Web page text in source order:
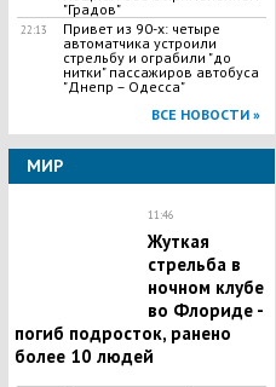
"Градов"
22:13
Привет из 90-х: четыре
автоматчика устроили
стрельбу и ограбили "до
нитки" пассажиров автобуса
"Днепр – Одесса"
ВСЕ НОВОСТИ »
МИР
11:46
​Жуткая
стрельба в
ночном клубе
во Флориде -
погиб подросток, ранено
более 10 людей